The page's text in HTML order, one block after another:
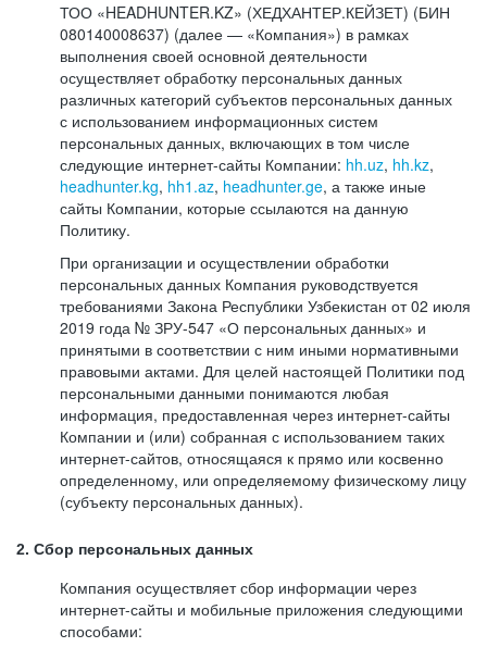
ТОО «HEADHUNTER.KZ» (ХЕДХАНТЕР.КЕЙЗЕТ) (БИН
080140008637) (далее — «Компания») в рамках
выполнения своей основной деятельности
осуществляет обработку персональных данных
различных категорий субъектов персональных данных
с использованием информационных систем
персональных данных, включающих в том числе
следующие интернет-сайты Компании: hh.uz, hh.kz,
headhunter.kg, hh1.az, headhunter.ge, а также иные
сайты Компании, которые ссылаются на данную
Политику.
При организации и осуществлении обработки
персональных данных Компания руководствуется
требованиями Закона Республики Узбекистан от 02 июля
2019 года № ЗРУ-547 «О персональных данных» и
принятыми в соответствии с ним иными нормативными
правовыми актами. Для целей настоящей Политики под
персональными данными понимаются любая
информация, предоставленная через интернет-сайты
Компании и (или) собранная с использованием таких
интернет-сайтов, относящаяся к прямо или косвенно
определенному, или определяемому физическому лицу
(субъекту персональных данных).
2. Сбор персональных данных
Компания осуществляет сбор информации через
интернет-сайты и мобильные приложения следующими
способами: